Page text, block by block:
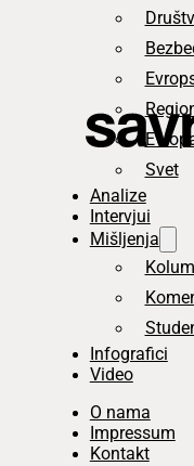
Svet
Analize
Intervjui
Mišljenja
Infografici
Video
O nama
Impressum
Kontakt